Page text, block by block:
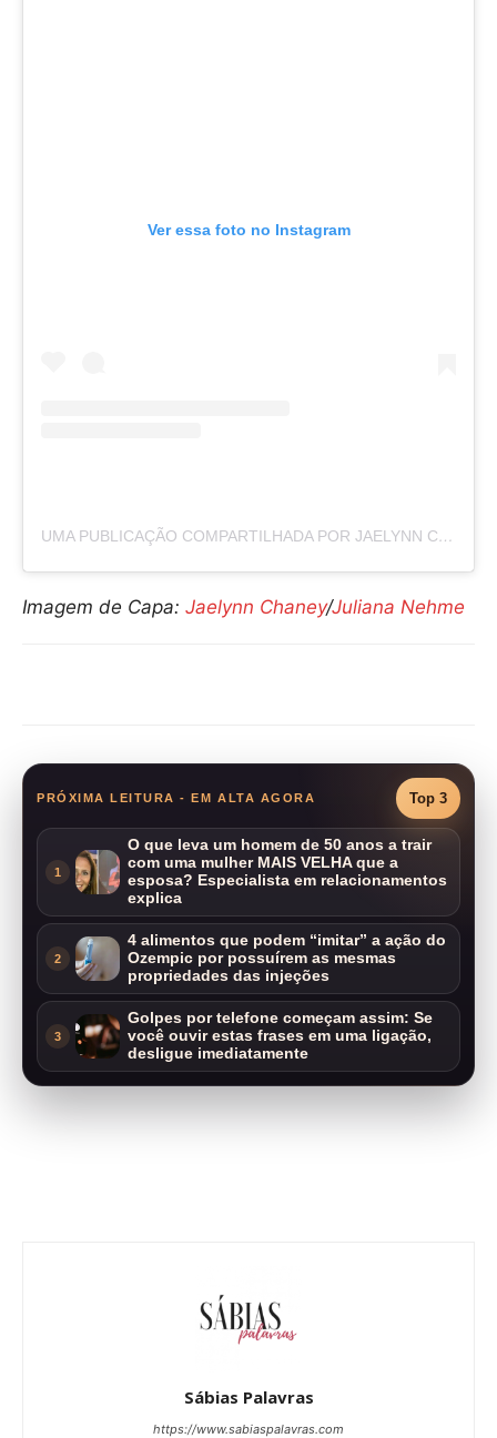
Ver essa foto no Instagram
UMA PUBLICAÇÃO COMPARTILHADA POR JAELYNN CHANEY (@JAEBAEPRODUCTIONS)
Imagem de Capa: Jaelynn Chaney/Juliana Nehme
PRÓXIMA LEITURA - EM ALTA AGORA Top 3
1
O que leva um homem de 50 anos a trair
com uma mulher MAIS VELHA que a
esposa? Especialista em relacionamentos
explica
2
4 alimentos que podem “imitar” a ação do
Ozempic por possuírem as mesmas
propriedades das injeções
3
Golpes por telefone começam assim: Se
você ouvir estas frases em uma ligação,
desligue imediatamente
Sábias Palavras
https://www.sabiaspalavras.com